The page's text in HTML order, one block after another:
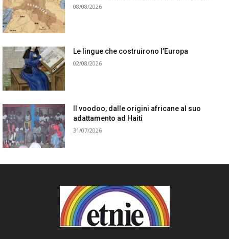
08/08/2026
Le lingue che costruirono l’Europa
02/08/2026
Il voodoo, dalle origini africane al suo
adattamento ad Haiti
31/07/2026